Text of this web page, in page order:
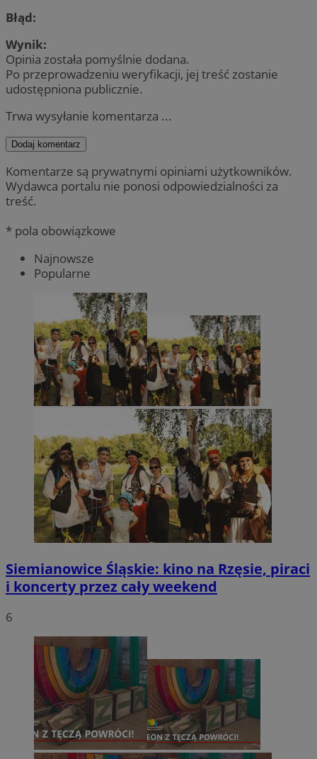
Błąd:
Wynik:
Opinia została pomyślnie dodana.
Po przeprowadzeniu weryfikacji, jej treść zostanie
udostępniona publicznie.
Trwa wysyłanie komentarza ...
Dodaj komentarz
Komentarze są prywatnymi opiniami użytkowników.
Wydawca portalu nie ponosi odpowiedzialności za
treść.
* pola obowiązkowe
Najnowsze
Popularne
Siemianowice Śląskie: kino na Rzęsie, piraci
i koncerty przez cały weekend
6